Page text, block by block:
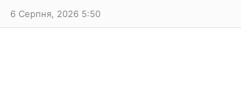
6 Серпня, 2026 5:50